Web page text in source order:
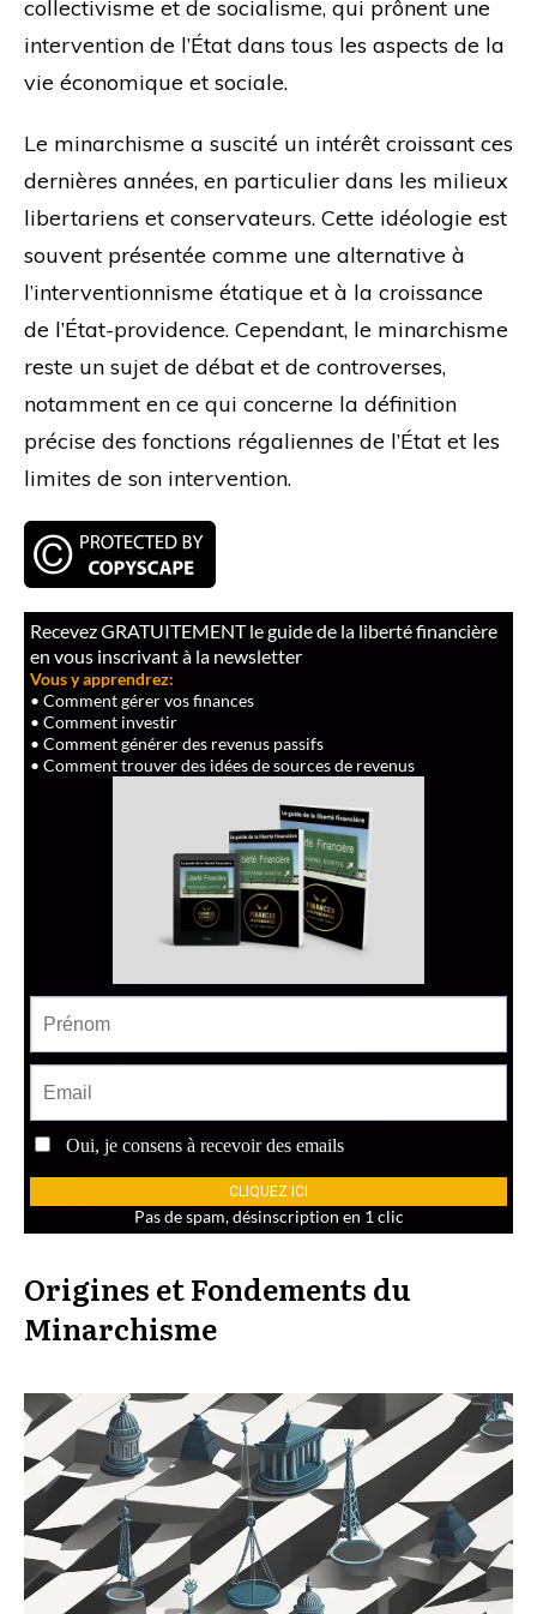
collectivisme et de socialisme, qui prônent une
intervention de l’État dans tous les aspects de la
vie économique et sociale.
Le minarchisme a suscité un intérêt croissant ces
dernières années, en particulier dans les milieux
libertariens et conservateurs. Cette idéologie est
souvent présentée comme une alternative à
l’interventionnisme étatique et à la croissance
de l’État-providence. Cependant, le minarchisme
reste un sujet de débat et de controverses,
notamment en ce qui concerne la définition
précise des fonctions régaliennes de l’État et les
limites de son intervention.
Origines et Fondements du
Minarchisme